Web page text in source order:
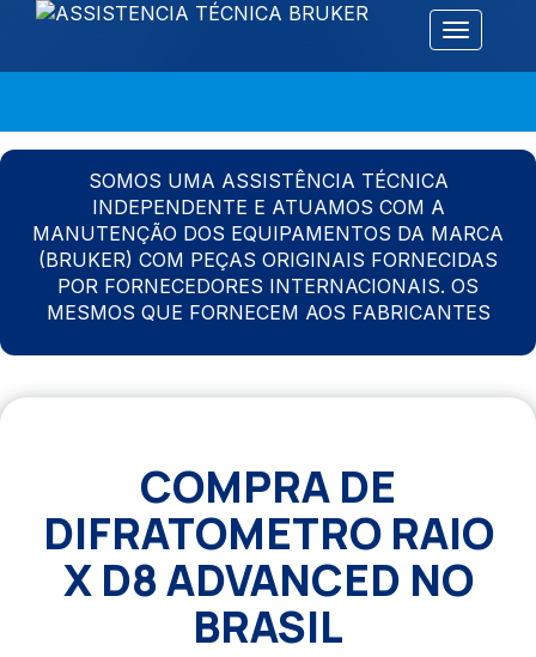
Alternar
SOMOS UMA ASSISTÊNCIA TÉCNICA
INDEPENDENTE E ATUAMOS COM A
MANUTENÇÃO DOS EQUIPAMENTOS DA MARCA
(BRUKER) COM PEÇAS ORIGINAIS FORNECIDAS
POR FORNECEDORES INTERNACIONAIS. OS
MESMOS QUE FORNECEM AOS FABRICANTES
COMPRA DE
DIFRATOMETRO RAIO
X D8 ADVANCED NO
BRASIL